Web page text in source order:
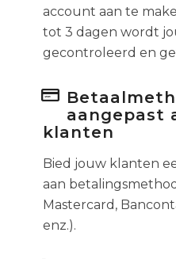
account aan te
tot 3 dagen wordt
gecontroleerd en
aangepast
klanten
Bied jouw klanten
aan
Mastercard,
enz.).